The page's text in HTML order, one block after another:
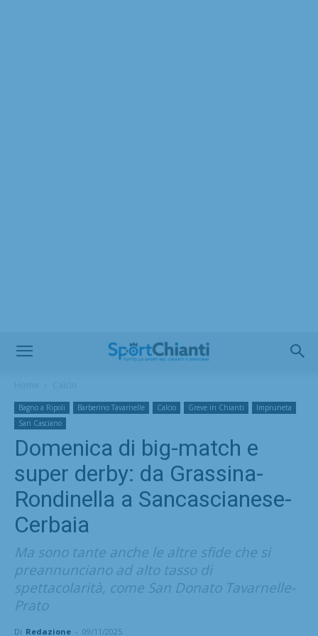
Bagno a Ripoli Barberino Tavarnelle Calcio Greve in Chianti
Impruneta
San Casciano
Domenica di big-match e
super derby: da Grassina-
Rondinella a Sancascianese-
Cerbaia
Ma sono tante anche le altre sfide che si
preannunciano ad alto tasso di
spettacolarità, come San Donato Tavarnelle-
Prato
Di Redazione - 09/11/2025